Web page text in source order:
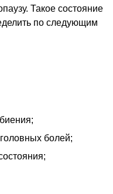
Такое состояние
по следующим
болей;